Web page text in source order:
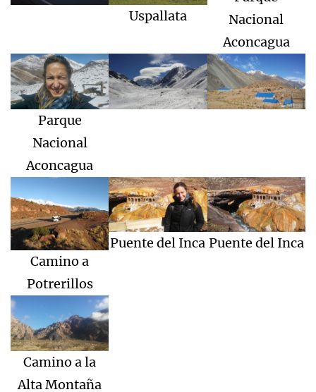
Uspallata
Nacional
Aconcagua
Parque
Nacional
Aconcagua
Camino a
Potrerillos
Puente del Inca Puente del Inca
Camino a la
Alta Montaña